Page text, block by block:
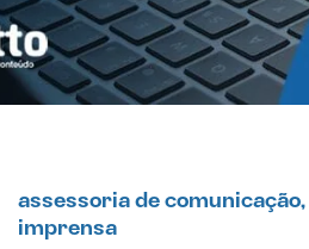
assessoria de comunicação,
imprensa